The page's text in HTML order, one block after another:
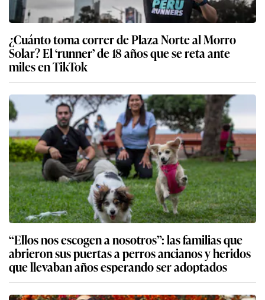
¿Cuánto toma correr de Plaza Norte al Morro
Solar? El ‘runner’ de 18 años que se reta ante
miles en TikTok
“Ellos nos escogen a nosotros”: las familias que
abrieron sus puertas a perros ancianos y heridos
que llevaban años esperando ser adoptados